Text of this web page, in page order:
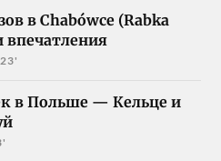
в Chabówce (Rabka
в Польше — Кельце и